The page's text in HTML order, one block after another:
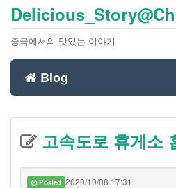
중국에서의 맛있는 이야기
Blog
고속도로 휴게소
Posted 2020/10/08 17:31